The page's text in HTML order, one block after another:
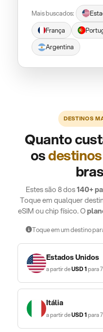
Mais buscados:
França
Argentina
DESTINOS
Quanto
os
Estes são 8 dos140+
Toque em qualquer
eSIM ou chip físico. O
Toque em um destino
Estados Unidos
a partir deUSD1para
Itália
a partir deUSD1para